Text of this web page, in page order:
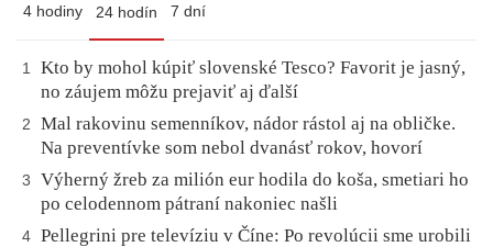
4 hodiny 24 hodín 7 dní
1
Kto by mohol kúpiť slovenské Tesco? Favorit je jasný,
no záujem môžu prejaviť aj ďalší
2
Mal rakovinu semenníkov, nádor rástol aj na obličke.
Na preventívke som nebol dvanásť rokov, hovorí
3
Výherný žreb za milión eur hodila do koša, smetiari ho
po celodennom pátraní nakoniec našli
4 Pellegrini pre televíziu v Číne: Po revolúcii sme urobili